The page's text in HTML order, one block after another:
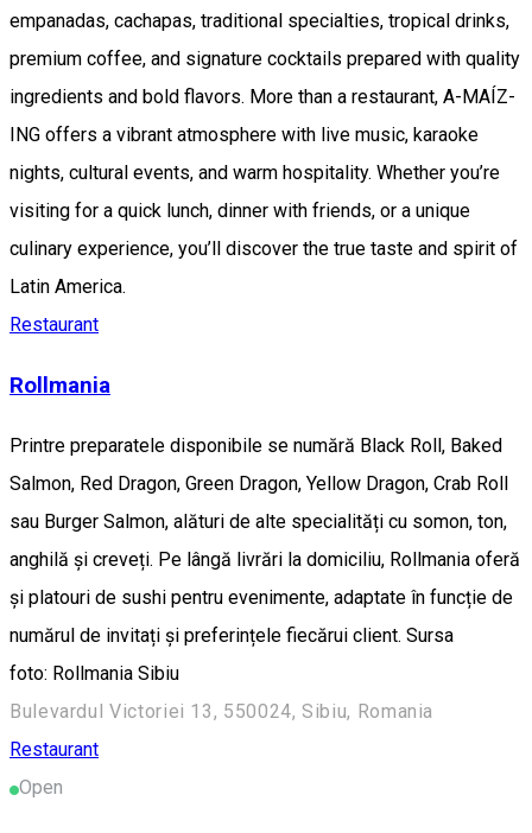
empanadas, cachapas, traditional specialties, tropical drinks,
premium coffee, and signature cocktails prepared with quality
ingredients and bold flavors. More than a restaurant, A-MAÍZ-
ING offers a vibrant atmosphere with live music, karaoke
nights, cultural events, and warm hospitality. Whether you’re
visiting for a quick lunch, dinner with friends, or a unique
culinary experience, you’ll discover the true taste and spirit of
Latin America.
Restaurant
Rollmania
Printre preparatele disponibile se numără Black Roll, Baked
Salmon, Red Dragon, Green Dragon, Yellow Dragon, Crab Roll
sau Burger Salmon, alături de alte specialități cu somon, ton,
anghilă și creveți. Pe lângă livrări la domiciliu, Rollmania oferă
și platouri de sushi pentru evenimente, adaptate în funcție de
numărul de invitați și preferințele fiecărui client. Sursa
foto: Rollmania Sibiu
Bulevardul Victoriei 13, 550024, Sibiu, Romania
Restaurant
Open